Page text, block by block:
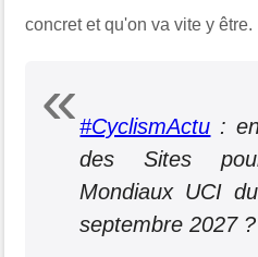
concret et qu'on va vite y être.
#CyclismActu :
des Sites
Mondiaux UCI
septembre 2027 ?